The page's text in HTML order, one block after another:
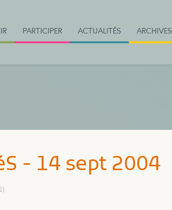
PARTICIPER ACTUALITÉS ARCHIVES
- 14 sept 2004